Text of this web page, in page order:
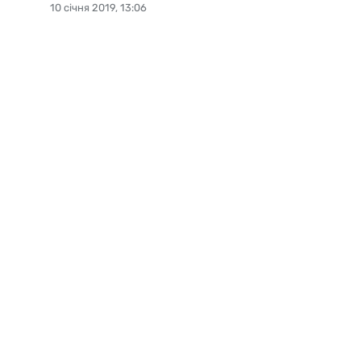
10 січня 2019, 13:06